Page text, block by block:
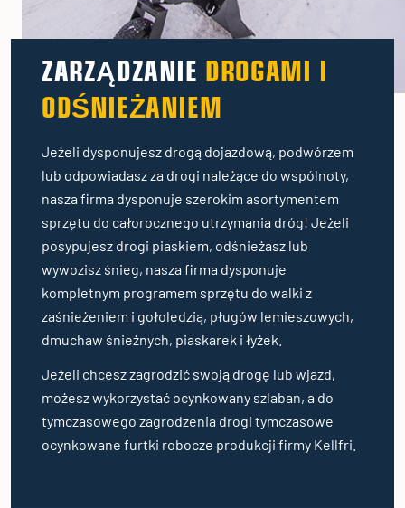
ZARZĄDZANIE DROGAMI I
ODŚNIEŻANIEM
Jeżeli dysponujesz drogą dojazdową, podwórzem
lub odpowiadasz za drogi należące do wspólnoty,
nasza firma dysponuje szerokim asortymentem
sprzętu do całorocznego utrzymania dróg! Jeżeli
posypujesz drogi piaskiem, odśnieżasz lub
wywozisz śnieg, nasza firma dysponuje
kompletnym programem sprzętu do walki z
zaśnieżeniem i gołoledzią, pługów lemieszowych,
dmuchaw śnieżnych, piaskarek i łyżek.
Jeżeli chcesz zagrodzić swoją drogę lub wjazd,
możesz wykorzystać ocynkowany szlaban, a do
tymczasowego zagrodzenia drogi tymczasowe
ocynkowane furtki robocze produkcji firmy Kellfri.